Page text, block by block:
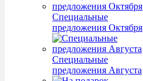
Специальные
предложения Октября
Специальные
предложения Августа